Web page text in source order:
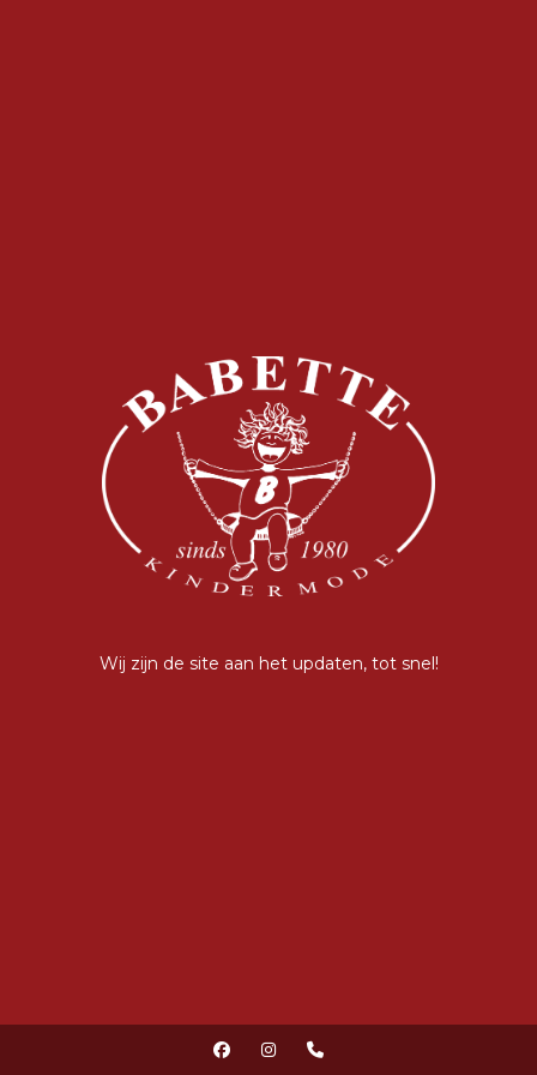
Wij zijn de site aan het updaten, tot snel!